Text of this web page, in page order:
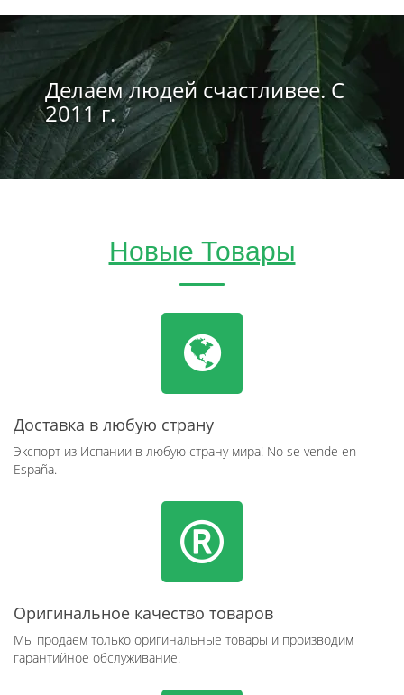
Делаем людей счастливее. С
2011 г.
Новые Товары
Доставка в любую страну
Экспорт из Испании в любую страну мира! No se vende en
España.
Оригинальное качество товаров
Мы продаем только оригинальные товары и производим
гарантийное обслуживание.